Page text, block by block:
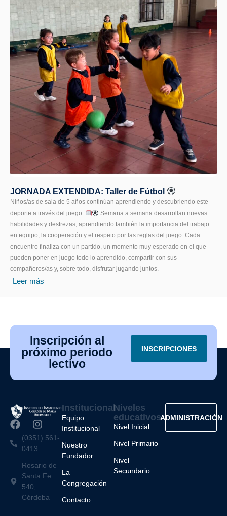
JORNADA EXTENDIDA: Taller de Fútbol
Niños/as de sala de 5 años continúan aprendiendo y descubriendo este
deporte a través del juego.
Semana a semana desarrollan nuevas
habilidades y destrezas, aprendiendo también la importancia del trabajo
en equipo, la cooperación y el respeto por las reglas del juego. Cada
encuentro finaliza con un partido, un momento muy esperado en el que
pueden poner en juego todo lo aprendido, compartir con sus
compañeros/as y, sobre todo, disfrutar jugando juntos.
Leer más
Inscripción al
próximo periodo
lectivo
INSCRIPCIONES
(0351) 561-
0413
Rosario de
Santa Fe
540,
Córdoba
Institucional
Equipo
Institucional
Nuestro
Fundador
La
Congregación
Contacto
Niveles
educativos
Nivel Inicial
Nivel Primario
Nivel
Secundario
ADMINISTRACIÓN